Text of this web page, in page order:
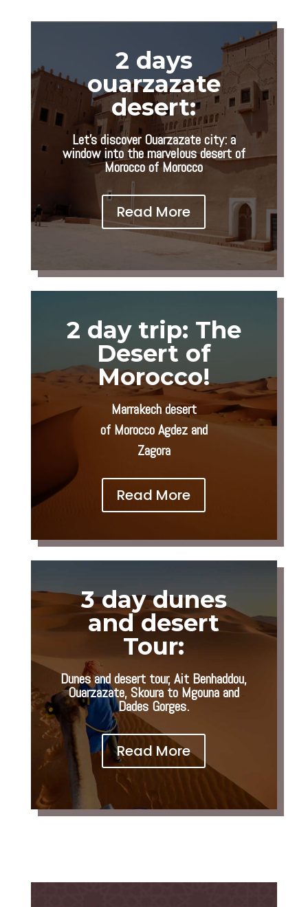
2 days
ouarzazate
desert:
Let’s discover Ouarzazate city: a
window into the marvelous desert of
Morocco of Morocco
Read More
2 day trip: The
Desert of
Morocco!
Marrakech desert
of Morocco Agdez and
Zagora
Read More
3 day dunes
and desert
Tour:
Dunes and desert tour,Ait Benhaddou,
Ouarzazate, Skoura to Mgouna and
Dades Gorges.
Read More